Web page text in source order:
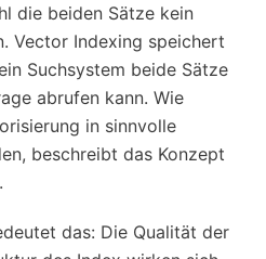
die beiden Sätze kein
Vector Indexing speichert
Suchsystem beide Sätze
abrufen kann. Wie
in sinnvolle
beschreibt das Konzept
.
das: Die Qualität der